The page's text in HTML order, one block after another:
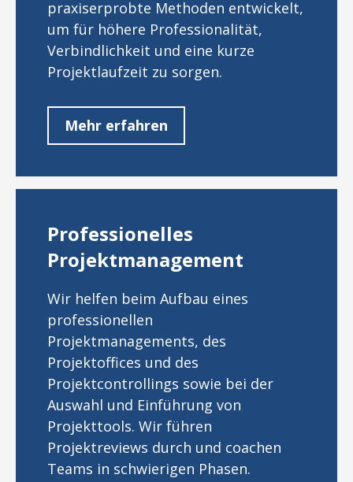
praxiserprobte Methoden entwickelt,
um für höhere Professionalität,
Verbindlichkeit und eine kurze
Projektlaufzeit zu sorgen.
Mehr erfahren
Professionelles
Projektmanagement
Wir helfen beim Aufbau eines
professionellen
Projektmanagements, des
Projektoffices und des
Projektcontrollings sowie bei der
Auswahl und Einführung von
Projekttools. Wir führen
Projektreviews durch und coachen
Teams in schwierigen Phasen.